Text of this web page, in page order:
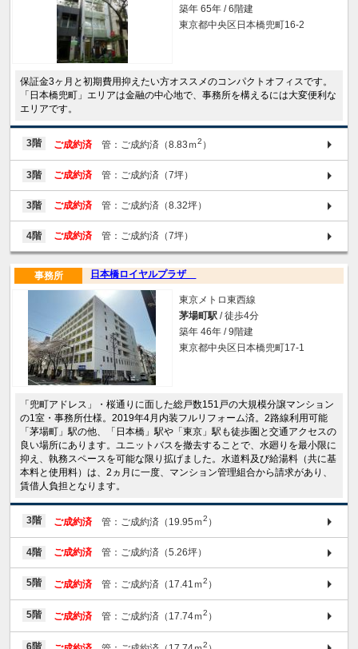
築年 65年 / 6階建
東京都中央区日本橋兜町16-2
保証金3ヶ月と初期費用抑えたい方オススメのコンパクトオフィスです。
「日本橋兜町」エリアは金融の中心地で、事務所を構えるには大変便利な
エリアです。
3階 ご成約済 管：ご成約済（8.83ｍ2 ）
3階 ご成約済 管：ご成約済（7坪）
3階 ご成約済 管：ご成約済（8.32坪）
4階 ご成約済 管：ご成約済（7坪）
日本橋ロイヤルプラザ
事務所
東京メトロ東西線
茅場町駅 / 徒歩4分
築年 46年 / 9階建
東京都中央区日本橋兜町17-1
「兜町アドレス」・桜通りに面した総戸数151戸の大規模分譲マンション
の1室・事務所仕様。2019年4月内装フルリフォーム済。2路線利用可能
「茅場町」駅の他、「日本橋」駅や「東京」駅も徒歩圏と交通アクセスの
良い場所にあります。ユニットバスを撤去することで、水廻りを最小限に
抑え、執務スペースを可能な限り拡げました。水道料及び給湯料（共に基
本料と使用料）は、2ヵ月に一度、マンション管理組合から請求があり、
賃借人負担となります。
3階 ご成約済 管：ご成約済（19.95ｍ2 ）
4階 ご成約済 管：ご成約済（5.26坪）
5階 ご成約済 管：ご成約済（17.41ｍ2 ）
5階 ご成約済 管：ご成約済（17.74ｍ2 ）
6階 2